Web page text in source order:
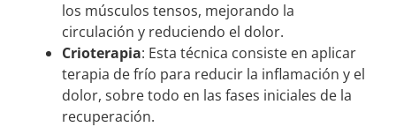
los músculos tensos, mejorando la
circulación y reduciendo el dolor.
Crioterapia: Esta técnica consiste en aplicar
terapia de frío para reducir la inflamación y el
dolor, sobre todo en las fases iniciales de la
recuperación.